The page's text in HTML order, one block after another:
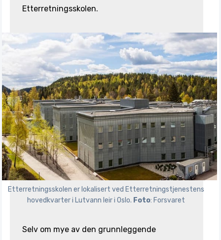
Etterretningsskolen.
Etterretningsskolen er lokalisert ved Etterretnings­tjenestens
hovedkvarter i Lutvann leir i Oslo. Foto: Forsvaret
Selv om mye av den grunnleggende